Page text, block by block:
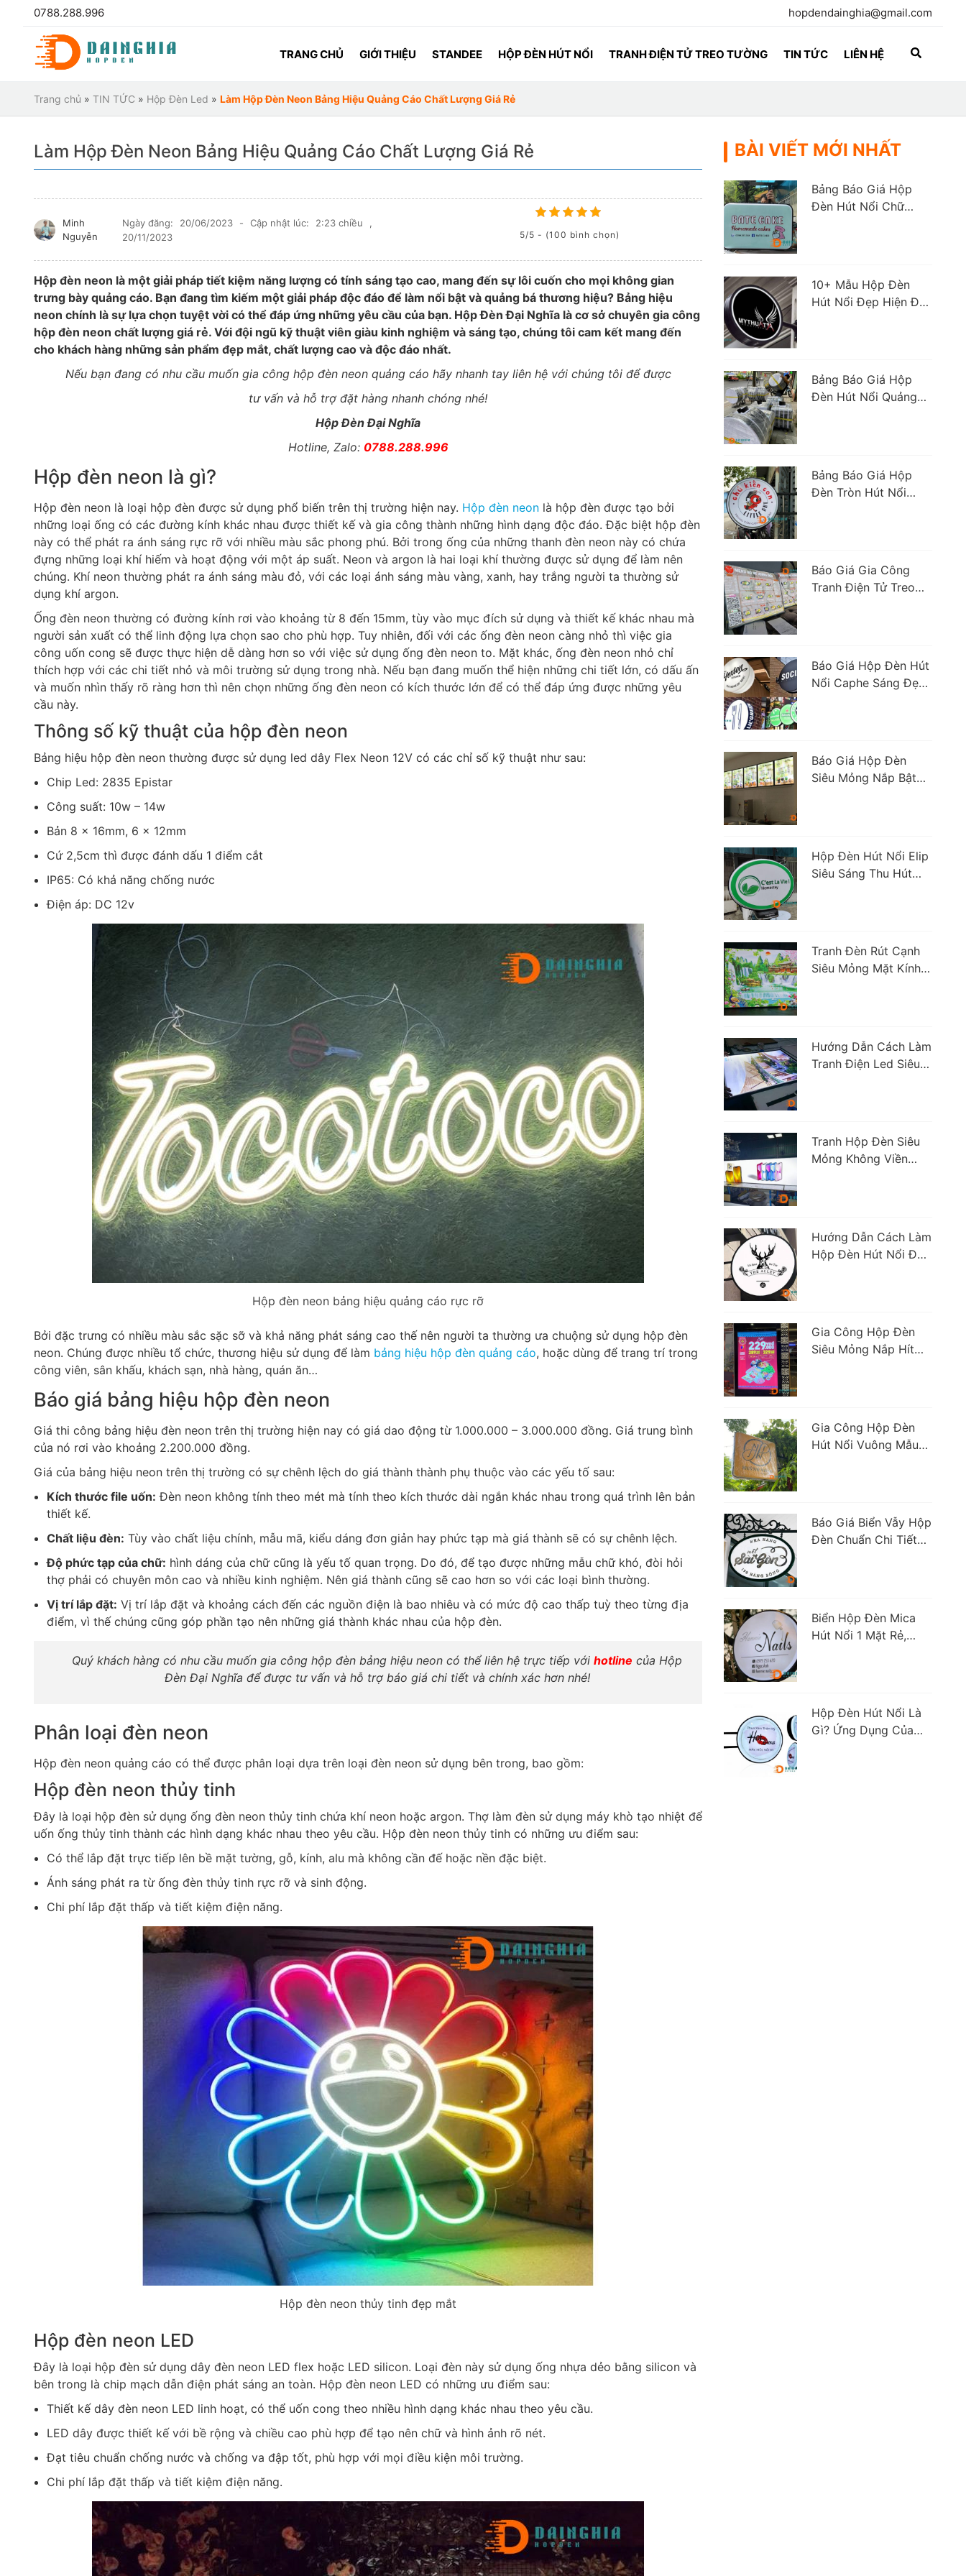
0788.288.996 hopdendainghia@gmail.com
TRANG CHỦ GIỚI THIỆU STANDEE HỘP ĐÈN HÚT NỔI TRANH ĐIỆN TỬ TREO TƯỜNG TIN TỨC LIÊN HỆ
Trang chủ » TIN TỨC » Hộp Đèn Led » Làm Hộp Đèn Neon Bảng Hiệu Quảng Cáo Chất Lượng Giá Rẻ
Làm Hộp Đèn Neon Bảng Hiệu Quảng Cáo Chất Lượng Giá Rẻ
Minh
Nguyễn
Ngày đăng: 20/06/2023 - Cập nhật lúc: 2:23 chiều
,
20/11/2023
5/5 - (100 bình chọn)
Hộp đèn neon là một giải pháp tiết kiệm năng lượng có tính sáng tạo cao, mang đến sự lôi cuốn cho mọi không gian
trưng bày quảng cáo. Bạn đang tìm kiếm một giải pháp độc đáo để làm nổi bật và quảng bá thương hiệu? Bảng hiệu
neon chính là sự lựa chọn tuyệt vời có thể đáp ứng những yêu cầu của bạn. Hộp Đèn Đại Nghĩa là cơ sở chuyên gia công
hộp đèn neon chất lượng giá rẻ. Với đội ngũ kỹ thuật viên giàu kinh nghiệm và sáng tạo, chúng tôi cam kết mang đến
cho khách hàng những sản phẩm đẹp mắt, chất lượng cao và độc đáo nhất.
Nếu bạn đang có nhu cầu muốn gia công hộp đèn neon quảng cáo hãy nhanh tay liên hệ với chúng tôi để được
tư vấn và hỗ trợ đặt hàng nhanh chóng nhé!
Hộp Đèn Đại Nghĩa
Hotline, Zalo: 0788.288.996
Hộp đèn neon là gì?
Hộp đèn neon là loại hộp đèn được sử dụng phổ biến trên thị trường hiện nay. Hộp đèn neon là hộp đèn được tạo bởi
những loại ống có các đường kính khác nhau được thiết kế và gia công thành những hình dạng độc đáo. Đặc biệt hộp đèn
này có thể phát ra ánh sáng rực rỡ với nhiều màu sắc phong phú. Bởi trong ống của những thanh đèn neon này có chứa
đựng những loại khí hiếm và hoạt động với một áp suất. Neon và argon là hai loại khí thường được sử dụng để làm nên
chúng. Khí neon thường phát ra ánh sáng màu đỏ, với các loại ánh sáng màu vàng, xanh, hay trắng người ta thường sử
dụng khí argon.
Ống đèn neon thường có đường kính rơi vào khoảng từ 8 đến 15mm, tùy vào mục đích sử dụng và thiết kế khác nhau mà
người sản xuất có thể linh động lựa chọn sao cho phù hợp. Tuy nhiên, đối với các ống đèn neon càng nhỏ thì việc gia
công uốn cong sẽ được thực hiện dễ dàng hơn so với việc sử dụng ống đèn neon to. Mặt khác, ống đèn neon nhỏ chỉ
thích hợp với các chi tiết nhỏ và môi trường sử dụng trong nhà. Nếu bạn đang muốn thể hiện những chi tiết lớn, có dấu ấn
và muốn nhìn thấy rõ ràng hơn thì nên chọn những ống đèn neon có kích thước lớn để có thể đáp ứng được những yêu
cầu này.
Thông số kỹ thuật của hộp đèn neon
Bảng hiệu hộp đèn neon thường được sử dụng led dây Flex Neon 12V có các chỉ số kỹ thuật như sau:
Chip Led: 2835 Epistar
Công suất: 10w – 14w
Bản 8 x 16mm, 6 x 12mm
Cứ 2,5cm thì được đánh dấu 1 điểm cắt
IP65: Có khả năng chống nước
Điện áp: DC 12v
Hộp đèn neon bảng hiệu quảng cáo rực rỡ
Bởi đặc trưng có nhiều màu sắc sặc sỡ và khả năng phát sáng cao thế nên người ta thường ưa chuộng sử dụng hộp đèn
neon. Chúng được nhiều tổ chức, thương hiệu sử dụng để làm bảng hiệu hộp đèn quảng cáo, hoặc dùng để trang trí trong
công viên, sân khấu, khách sạn, nhà hàng, quán ăn…
Báo giá bảng hiệu hộp đèn neon
Giá thi công bảng hiệu đèn neon trên thị trường hiện nay có giá dao động từ 1.000.000 – 3.000.000 đồng. Giá trung bình
của nó rơi vào khoảng 2.200.000 đồng.
Giá của bảng hiệu neon trên thị trường có sự chênh lệch do giá thành thành phụ thuộc vào các yếu tố sau:
Kích thước file uốn: Đèn neon không tính theo mét mà tính theo kích thước dài ngắn khác nhau trong quá trình lên bản
thiết kế.
Chất liệu đèn: Tùy vào chất liệu chính, mẫu mã, kiểu dáng đơn giản hay phức tạp mà giá thành sẽ có sự chênh lệch.
Độ phức tạp của chữ: hình dáng của chữ cũng là yếu tố quan trọng. Do đó, để tạo được những mẫu chữ khó, đòi hỏi
thợ phải có chuyên môn cao và nhiều kinh nghiệm. Nên giá thành cũng sẽ cao hơn so với các loại bình thường.
Vị trí lắp đặt: Vị trí lắp đặt và khoảng cách đến các nguồn điện là bao nhiêu và có mức độ cao thấp tuỳ theo từng địa
điểm, vì thế chúng cũng góp phần tạo nên những giá thành khác nhau của hộp đèn.
Quý khách hàng có nhu cầu muốn gia công hộp đèn bảng hiệu neon có thể liên hệ trực tiếp với hotline của Hộp
Đèn Đại Nghĩa để được tư vấn và hỗ trợ báo giá chi tiết và chính xác hơn nhé!
Phân loại đèn neon
Hộp đèn neon quảng cáo có thể được phân loại dựa trên loại đèn neon sử dụng bên trong, bao gồm:
Hộp đèn neon thủy tinh
Đây là loại hộp đèn sử dụng ống đèn neon thủy tinh chứa khí neon hoặc argon. Thợ làm đèn sử dụng máy khò tạo nhiệt để
uốn ống thủy tinh thành các hình dạng khác nhau theo yêu cầu. Hộp đèn neon thủy tinh có những ưu điểm sau:
Có thể lắp đặt trực tiếp lên bề mặt tường, gỗ, kính, alu mà không cần đế hoặc nền đặc biệt.
Ánh sáng phát ra từ ống đèn thủy tinh rực rỡ và sinh động.
Chi phí lắp đặt thấp và tiết kiệm điện năng.
Hộp đèn neon thủy tinh đẹp mắt
Hộp đèn neon LED
Đây là loại hộp đèn sử dụng dây đèn neon LED flex hoặc LED silicon. Loại đèn này sử dụng ống nhựa dẻo bằng silicon và
bên trong là chip mạch dẫn điện phát sáng an toàn. Hộp đèn neon LED có những ưu điểm sau:
Thiết kế dây đèn neon LED linh hoạt, có thể uốn cong theo nhiều hình dạng khác nhau theo yêu cầu.
LED dây được thiết kế với bề rộng và chiều cao phù hợp để tạo nên chữ và hình ảnh rõ nét.
Đạt tiêu chuẩn chống nước và chống va đập tốt, phù hợp với mọi điều kiện môi trường.
Chi phí lắp đặt thấp và tiết kiệm điện năng.
BÀI VIẾT MỚI NHẤT
Bảng Báo Giá Hộp
Đèn Hút Nổi Chữ
10+ Mẫu Hộp Đèn
Hút Nổi Đẹp Hiện Đại
Bảng Báo Giá Hộp
Đèn Hút Nổi Quảng
Bảng Báo Giá Hộp
Đèn Tròn Hút Nổi
Báo Giá Gia Công
Tranh Điện Tử Treo
Báo Giá Hộp Đèn Hút
Nổi Caphe Sáng Đẹp
Báo Giá Hộp Đèn
Siêu Mỏng Nắp Bật
Hộp Đèn Hút Nổi Elip
Siêu Sáng Thu Hút
Tranh Đèn Rút Cạnh
Siêu Mỏng Mặt Kính
Hướng Dẫn Cách Làm
Tranh Điện Led Siêu
Tranh Hộp Đèn Siêu
Mỏng Không Viền
Hướng Dẫn Cách Làm
Hộp Đèn Hút Nổi Đầy
Gia Công Hộp Đèn
Siêu Mỏng Nắp Hít
Gia Công Hộp Đèn
Hút Nổi Vuông Mẫu
Báo Giá Biển Vẫy Hộp
Đèn Chuẩn Chi Tiết
Biển Hộp Đèn Mica
Hút Nổi 1 Mặt Rẻ,
Hộp Đèn Hút Nổi Là
Gì? Ứng Dụng Của